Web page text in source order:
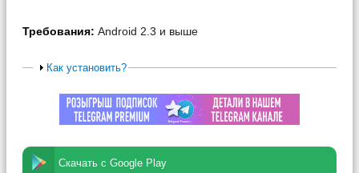
Требования: Android 2.3 и выше
Как установить?
Скачать с Google Play